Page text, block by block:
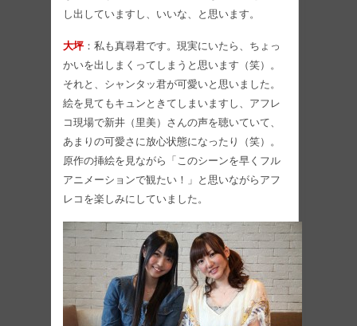
し出していますし、いいな、と思います。
大坪：私も真尋君です。現実にいたら、ちょっ
かいを出しまくってしまうと思います（笑）。
それと、シャンタッ君が可愛いと思いました。
絵を見てもキュンときてしまいますし、アフレ
コ現場で新井（里美）さんの声を聴いていて、
あまりの可愛さに放心状態になったり（笑）。
原作の挿絵を見ながら「このシーンを早くフル
アニメーションで観たい！」と思いながらアフ
レコを楽しみにしていました。